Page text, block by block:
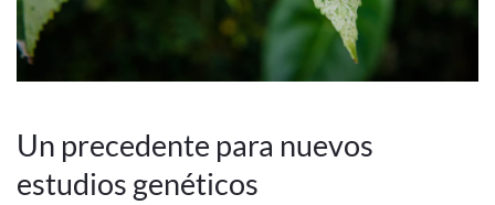
Un precedente para nuevos
estudios genéticos